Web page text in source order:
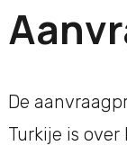
De
Turkije is